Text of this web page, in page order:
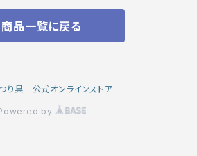
商品一覧に戻る
り具 公式オンラインストア
by